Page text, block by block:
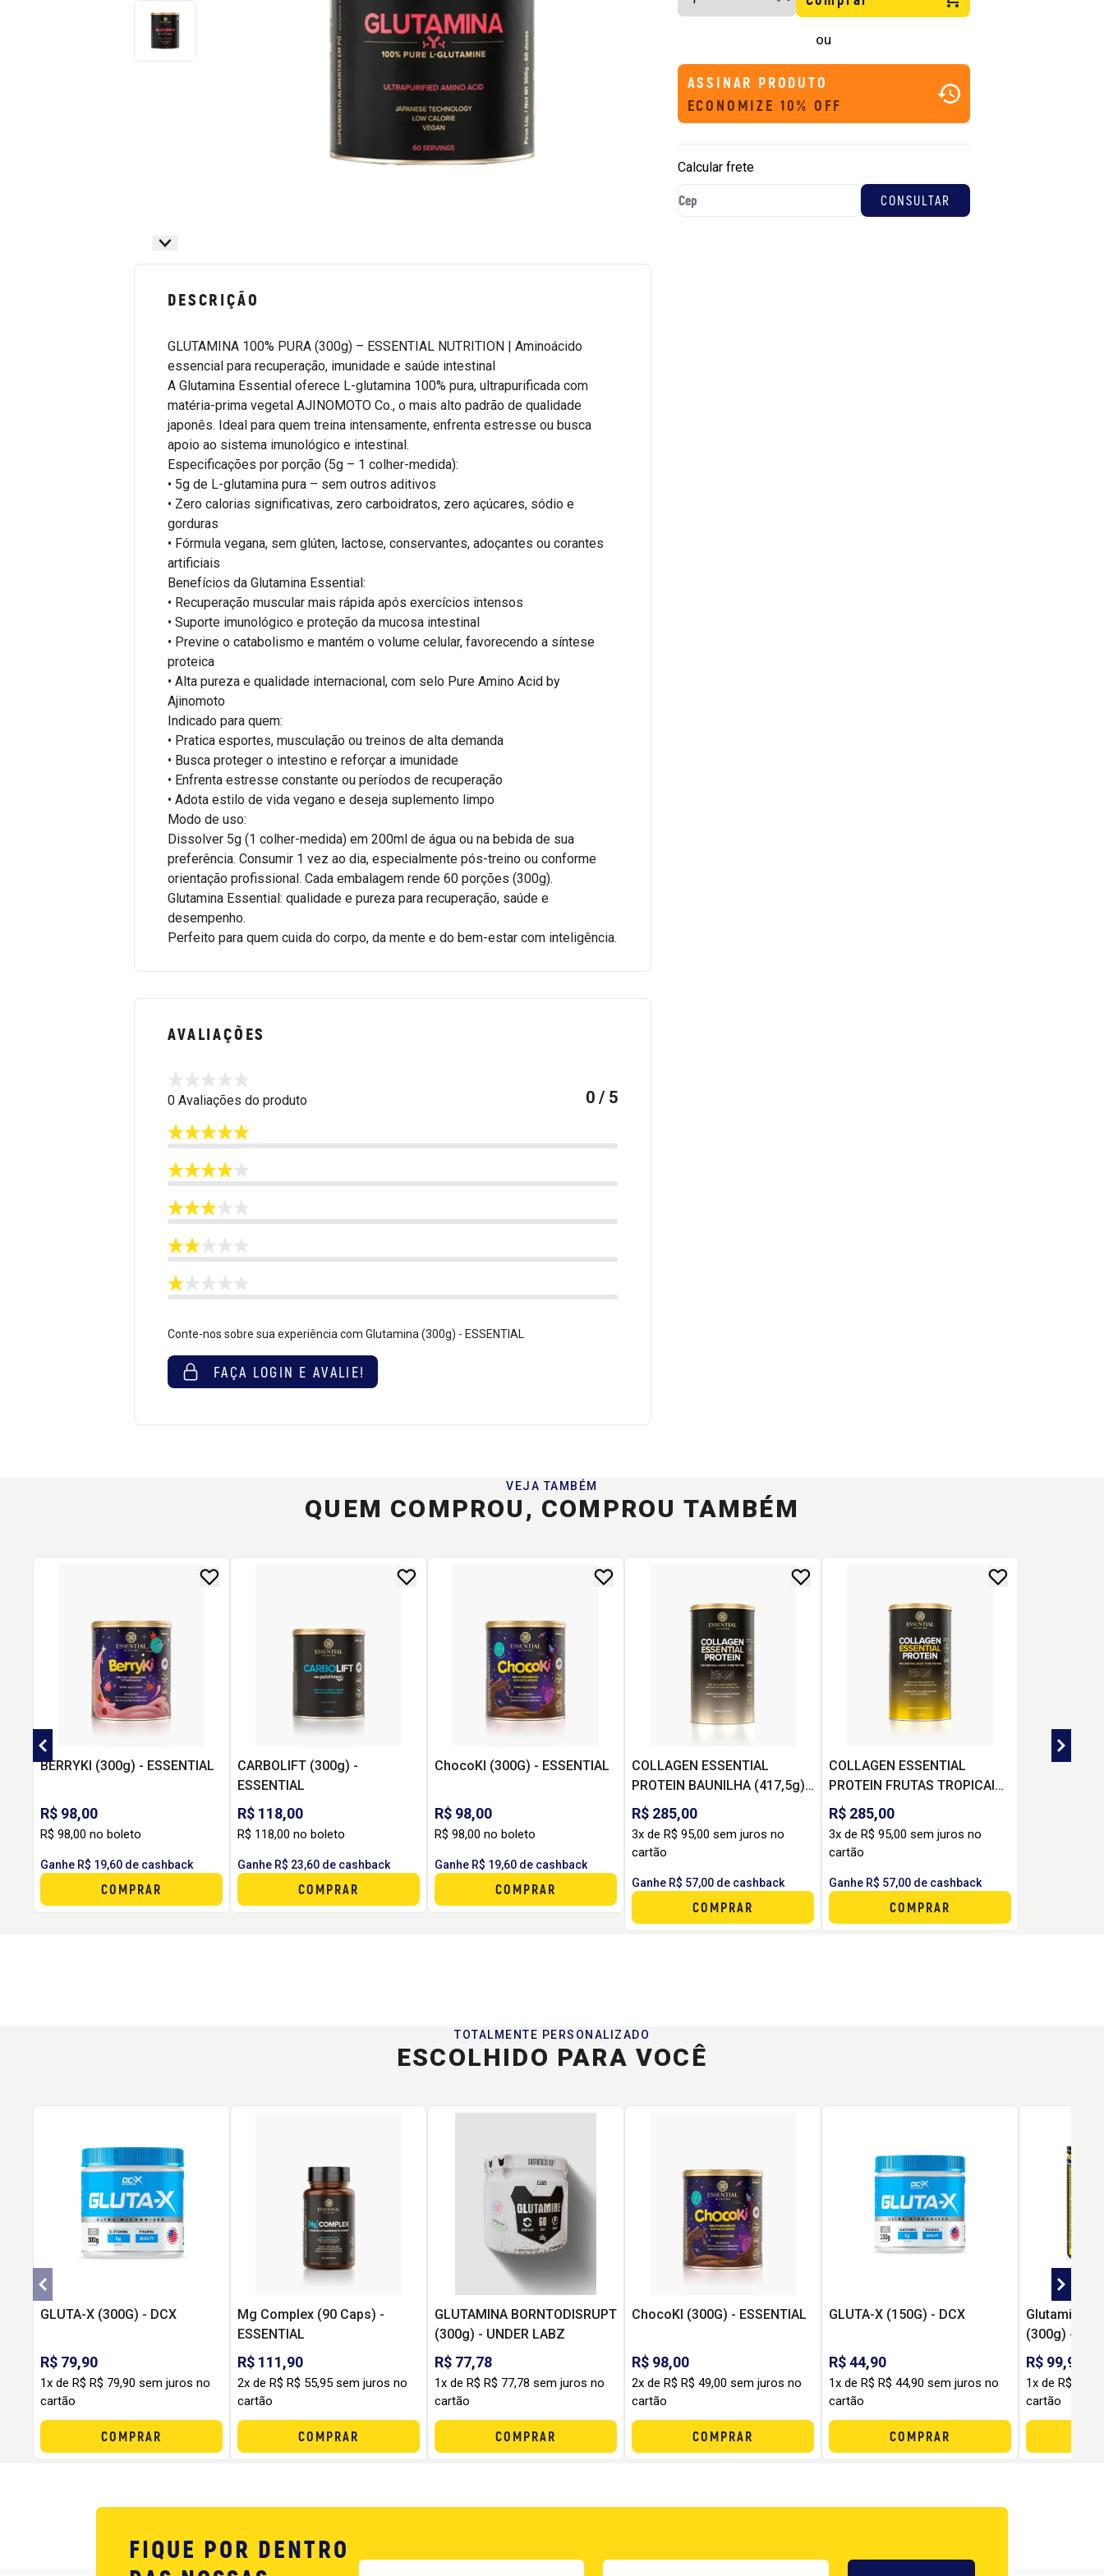
DESCRIÇÃO
GLUTAMINA 100% PURA (300g) – ESSENTIAL NUTRITION | Aminoácido
essencial para recuperação, imunidade e saúde intestinal
A Glutamina Essential oferece L-glutamina 100% pura, ultrapurificada com
matéria-prima vegetal AJINOMOTO Co., o mais alto padrão de qualidade
japonês. Ideal para quem treina intensamente, enfrenta estresse ou busca
apoio ao sistema imunológico e intestinal.
Especificações por porção (5g – 1 colher-medida):
• 5g de L-glutamina pura – sem outros aditivos
• Zero calorias significativas, zero carboidratos, zero açúcares, sódio e
gorduras
• Fórmula vegana, sem glúten, lactose, conservantes, adoçantes ou corantes
artificiais
Benefícios da Glutamina Essential:
• Recuperação muscular mais rápida após exercícios intensos
• Suporte imunológico e proteção da mucosa intestinal
• Previne o catabolismo e mantém o volume celular, favorecendo a síntese
proteica
• Alta pureza e qualidade internacional, com selo Pure Amino Acid by
Ajinomoto
Indicado para quem:
• Pratica esportes, musculação ou treinos de alta demanda
• Busca proteger o intestino e reforçar a imunidade
• Enfrenta estresse constante ou períodos de recuperação
• Adota estilo de vida vegano e deseja suplemento limpo
Modo de uso:
Dissolver 5g (1 colher-medida) em 200ml de água ou na bebida de sua
preferência. Consumir 1 vez ao dia, especialmente pós-treino ou conforme
orientação profissional. Cada embalagem rende 60 porções (300g).
Glutamina Essential: qualidade e pureza para recuperação, saúde e
desempenho.
Perfeito para quem cuida do corpo, da mente e do bem-estar com inteligência.
AVALIAÇÕES
0 Avaliações do produto 0 / 5
Conte-nos sobre sua experiência com Glutamina (300g) - ESSENTIAL
FAÇA LOGIN E AVALIE!
ou
ASSINAR PRODUTO
ECONOMIZE 10% OFF
Calcular frete
VEJA TAMBÉM
QUEM COMPROU, COMPROU TAMBÉM
BERRYKI (300g) - ESSENTIAL
R$ 98,00
R$ 98,00 no boleto
Ganhe R$ 19,60 de cashback
COMPRAR
CARBOLIFT (300g) -
ESSENTIAL
R$ 118,00
R$ 118,00 no boleto
Ganhe R$ 23,60 de cashback
COMPRAR
ChocoKI (300G) - ESSENTIAL
R$ 98,00
R$ 98,00 no boleto
Ganhe R$ 19,60 de cashback
COMPRAR
COLLAGEN ESSENTIAL
PROTEIN BAUNILHA (417,5g) -
ESSENTIAL
R$ 285,00
3x de R$ 95,00 sem juros no
cartão
Ganhe R$ 57,00 de cashback
COMPRAR
COLLAGEN ESSENTIAL
PROTEIN FRUTAS TROPICAIS
(427,5g) - ESSENTIAL
R$ 285,00
3x de R$ 95,00 sem juros no
cartão
Ganhe R$ 57,00 de cashback
COMPRAR
TOTALMENTE PERSONALIZADO
ESCOLHIDO PARA VOCÊ
GLUTA-X (300G) - DCX
R$ 79,90
1x de R$ R$ 79,90 sem juros no
cartão
COMPRAR
Mg Complex (90 Caps) -
ESSENTIAL
R$ 111,90
2x de R$ R$ 55,95 sem juros no
cartão
COMPRAR
GLUTAMINA BORNTODISRUPT
(300g) - UNDER LABZ
R$ 77,78
1x de R$ R$ 77,78 sem juros no
cartão
COMPRAR
ChocoKI (300G) - ESSENTIAL
R$ 98,00
2x de R$ R$ 49,00 sem juros no
cartão
COMPRAR
GLUTA-X (150G) - DCX
R$ 44,90
1x de R$ R$ 44,90 sem juros no
cartão
COMPRAR
Glutamina
(300g) -
R$ 99,90
1x de R$ R$
cartão
FIQUE POR DENTRO